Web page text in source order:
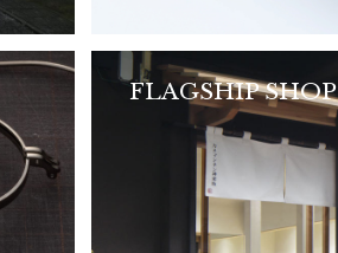
FLAGSHIP SHOP